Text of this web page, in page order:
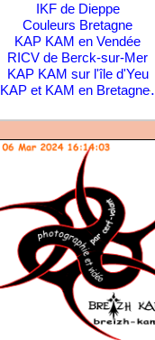
IKF de Dieppe
Couleurs Bretagne
KAP KAM en Vendée
RICV de Berck-sur-Mer
KAP KAM sur l'île d'Yeu
KAP et KAM en Bretagne.